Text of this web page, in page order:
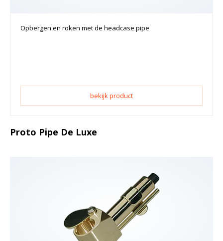
Opbergen en roken met de headcase pipe
bekijk product
Proto Pipe De Luxe